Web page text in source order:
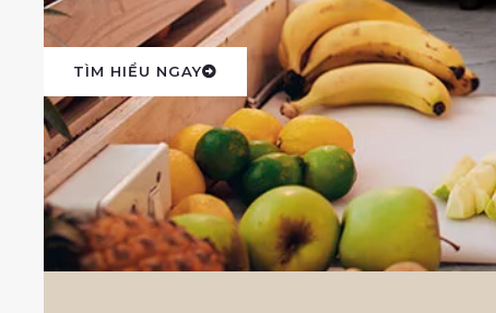
TÌM HIỂU NGAY